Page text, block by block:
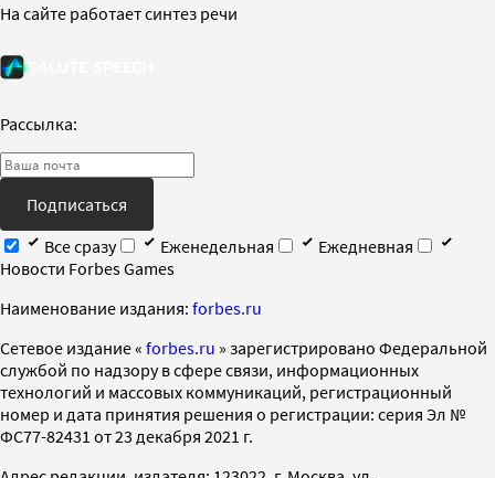
На сайте работает синтез речи
Рассылка:
Подписаться
Все сразу
Еженедельная
Ежедневная
Новости Forbes Games
Наименование издания: forbes.ru
Cетевое издание « forbes.ru » зарегистрировано Федеральной
службой по надзору в сфере связи, информационных
технологий и массовых коммуникаций, регистрационный
номер и дата принятия решения о регистрации: серия Эл №
ФС77-82431 от 23 декабря 2021 г.